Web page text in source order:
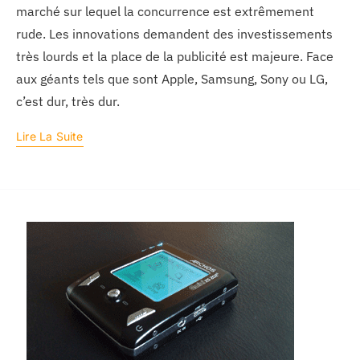
marché sur lequel la concurrence est extrêmement
rude. Les innovations demandent des investissements
très lourds et la place de la publicité est majeure. Face
aux géants tels que sont Apple, Samsung, Sony ou LG,
c’est dur, très dur.
Lire La Suite